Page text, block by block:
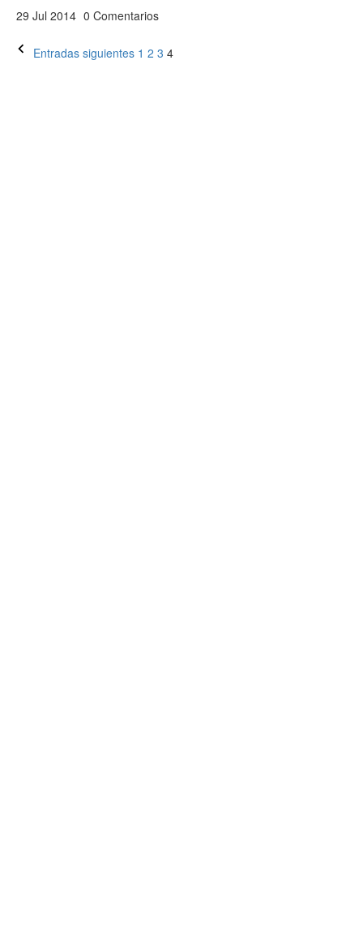
29 Jul 2014 0 Comentarios
Paginación
Entradas siguientes 1 2 3 4